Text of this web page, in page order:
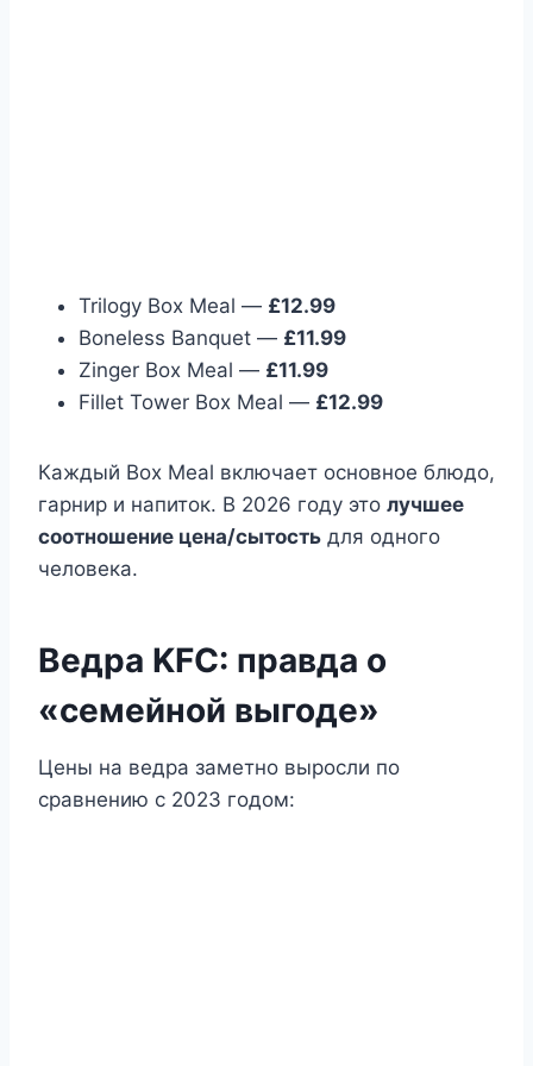
Trilogy Box Meal — £12.99
Boneless Banquet — £11.99
Zinger Box Meal — £11.99
Fillet Tower Box Meal — £12.99
Каждый Box Meal включает основное блюдо,
гарнир и напиток. В 2026 году это лучшее
соотношение цена/сытость для одного
человека.
Ведра KFC: правда о
«семейной выгоде»
Цены на ведра заметно выросли по
сравнению с 2023 годом: